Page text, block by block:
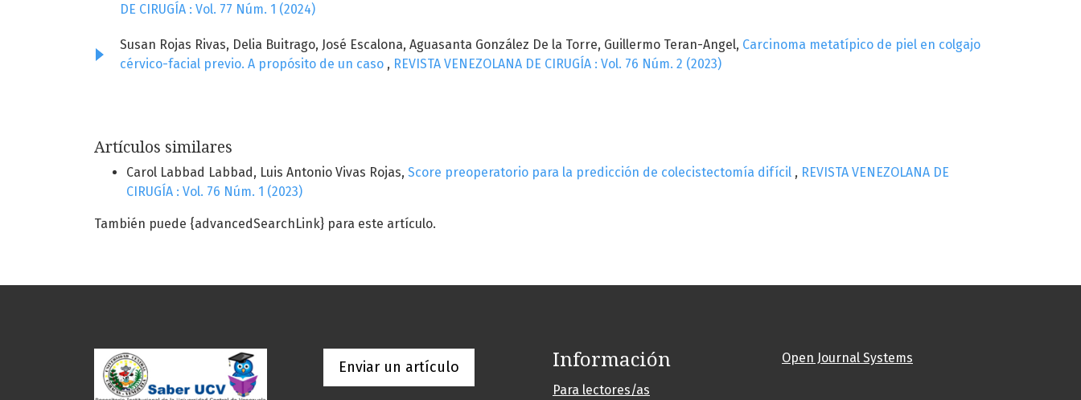
DE CIRUGÍA : Vol. 77 Núm. 1 (2024)
Susan Rojas Rivas, Delia Buitrago, José Escalona, Aguasanta González De la Torre, Guillermo Teran-Angel, Carcinoma metatípico de piel en colgajo
cérvico-facial previo. A propósito de un caso , REVISTA VENEZOLANA DE CIRUGÍA : Vol. 76 Núm. 2 (2023)
Artículos similares
Carol Labbad Labbad, Luis Antonio Vivas Rojas, Score preoperatorio para la predicción de colecistectomía difícil , REVISTA VENEZOLANA DE
CIRUGÍA : Vol. 76 Núm. 1 (2023)
También puede {advancedSearchLink} para este artículo.
Enviar un artículo Información
Para lectores/as
Open Journal Systems